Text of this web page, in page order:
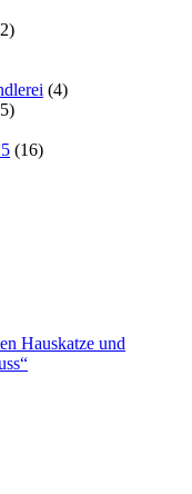
(4)
(16)
Hauskatze und